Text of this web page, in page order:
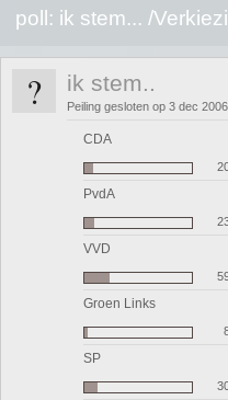
poll: ik stem... /
? ik stem..
Peiling gesloten op 3 dec 2006.
CDA
PvdA
VVD
Groen Links
SP